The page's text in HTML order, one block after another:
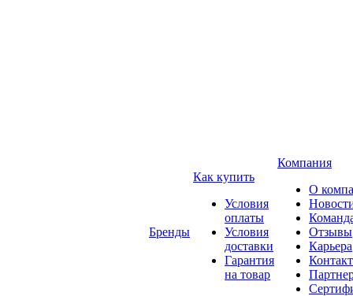
Бренды
Как купить
Условия
оплаты
Условия
доставки
Гарантия
на товар
Компания
О
Отзывы
Карьера